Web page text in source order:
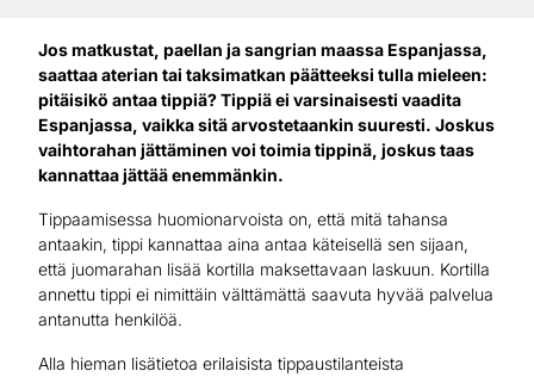
Jos matkustat, paellan ja sangrian maassa Espanjassa,
saattaa aterian tai taksimatkan päätteeksi tulla mieleen:
pitäisikö antaa tippiä? Tippiä ei varsinaisesti vaadita
Espanjassa, vaikka sitä arvostetaankin suuresti. Joskus
vaihtorahan jättäminen voi toimia tippinä, joskus taas
kannattaa jättää enemmänkin.
Tippaamisessa huomionarvoista on, että mitä tahansa
antaakin, tippi kannattaa aina antaa käteisellä sen sijaan,
että juomarahan lisää kortilla maksettavaan laskuun. Kortilla
annettu tippi ei nimittäin välttämättä saavuta hyvää palvelua
antanutta henkilöä.
Alla hieman lisätietoa erilaisista tippaustilanteista